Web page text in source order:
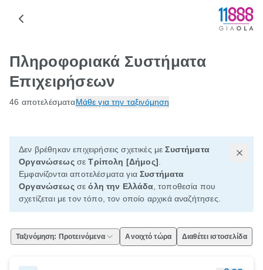
Πληροφοριακά Συστήματα
Επιχειρήσεων
46 αποτελέσματαΜάθε για την ταξινόμηση
Δεν βρέθηκαν επιχειρήσεις σχετικές μεΣυστήματα
ΟργανώσεωςσεΤρίπολη [Δήμος]
Εμφανίζονται αποτελέσματα γιαΣυστήματα
Οργανώσεωςσεόλη την Ελλάδα, τοποθεσία που
σχετίζεται με τον τόπο, τον οποίο αρχικά αναζήτησες.
Ταξινόμηση: Προτεινόμενα Ανοιχτό τώρα Διαθέτει ιστοσελίδα